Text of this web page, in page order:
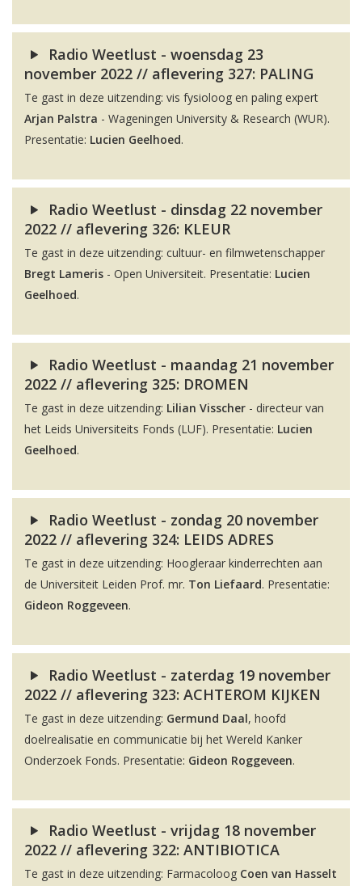
Radio Weetlust - woensdag 23
november 2022 // aflevering 327: PALING
Te gast in deze uitzending: vis fysioloog en paling expert
Arjan Palstra - Wageningen University & Research (WUR).
Presentatie: Lucien Geelhoed.
Radio Weetlust - dinsdag 22 november
2022 // aflevering 326: KLEUR
Te gast in deze uitzending: cultuur- en filmwetenschapper
Bregt Lameris - Open Universiteit. Presentatie: Lucien
Geelhoed.
Radio Weetlust - maandag 21 november
2022 // aflevering 325: DROMEN
Te gast in deze uitzending: Lilian Visscher - directeur van
het Leids Universiteits Fonds (LUF). Presentatie: Lucien
Geelhoed.
Radio Weetlust - zondag 20 november
2022 // aflevering 324: LEIDS ADRES
Te gast in deze uitzending: Hoogleraar kinderrechten aan
de Universiteit Leiden Prof. mr. Ton Liefaard. Presentatie:
Gideon Roggeveen.
Radio Weetlust - zaterdag 19 november
2022 // aflevering 323: ACHTEROM KIJKEN
Te gast in deze uitzending: Germund Daal, hoofd
doelrealisatie en communicatie bij het Wereld Kanker
Onderzoek Fonds. Presentatie: Gideon Roggeveen.
Radio Weetlust - vrijdag 18 november
2022 // aflevering 322: ANTIBIOTICA
Te gast in deze uitzending: Farmacoloog Coen van Hasselt